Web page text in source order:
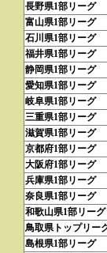
長野県1部リーグ
富山県1部リーグ
石川県1部リーグ
福井県1部リーグ
静岡県1部リーグ
愛知県1部リーグ
岐阜県1部リーグ
三重県1部リーグ
滋賀県1部リーグ
京都府1部リーグ
大阪府1部リーグ
兵庫県1部リーグ
奈良県1部リーグ
和歌山県1部リーグ
鳥取県トップリー
島根県1部リーグ